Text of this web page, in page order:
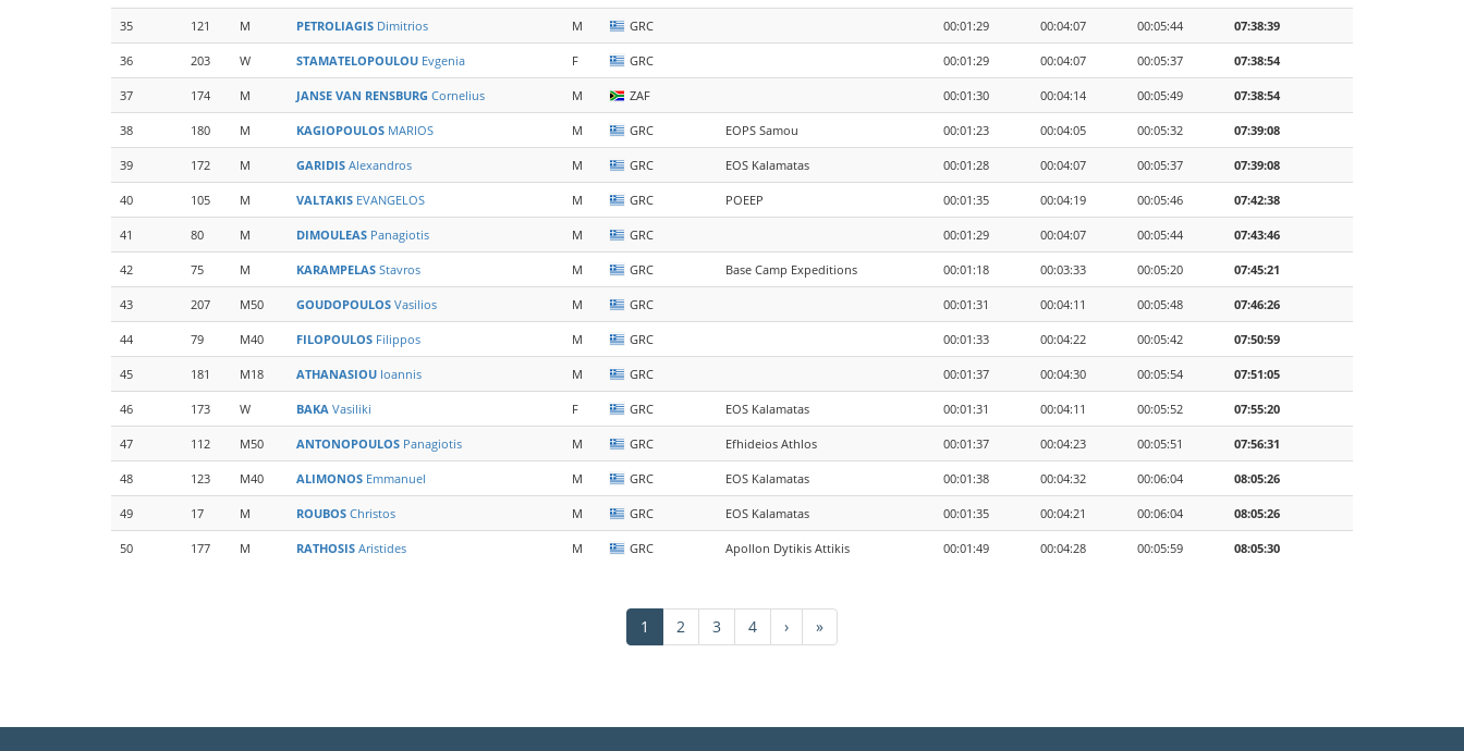
35 121 M PETROLIAGIS Dimitrios M GRC 00:01:29 00:04:07 00:05:44 07:38:39
36 203 W STAMATELOPOULOU Evgenia F GRC 00:01:29 00:04:07 00:05:37 07:38:54
37 174 M JANSE VAN RENSBURG Cornelius M ZAF 00:01:30 00:04:14 00:05:49 07:38:54
38 180 M KAGIOPOULOS MARIOS M GRC EOPS Samou 00:01:23 00:04:05 00:05:32 07:39:08
39 172 M GARIDIS Alexandros M GRC EOS Kalamatas 00:01:28 00:04:07 00:05:37 07:39:08
40 105 M VALTAKIS EVANGELOS M GRC POEEP 00:01:35 00:04:19 00:05:46 07:42:38
41 80 M DIMOULEAS Panagiotis M GRC 00:01:29 00:04:07 00:05:44 07:43:46
42 75 M KARAMPELAS Stavros M GRC Base Camp Expeditions 00:01:18 00:03:33 00:05:20 07:45:21
43 207 M50 GOUDOPOULOS Vasilios M GRC 00:01:31 00:04:11 00:05:48 07:46:26
44 79 M40 FILOPOULOS Filippos M GRC 00:01:33 00:04:22 00:05:42 07:50:59
45 181 M18 ATHANASIOU Ioannis M GRC 00:01:37 00:04:30 00:05:54 07:51:05
46 173 W BAKA Vasiliki F GRC EOS Kalamatas 00:01:31 00:04:11 00:05:52 07:55:20
47 112 M50 ANTONOPOULOS Panagiotis M GRC Efhideios Athlos 00:01:37 00:04:23 00:05:51 07:56:31
48 123 M40 ALIMONOS Emmanuel M GRC EOS Kalamatas 00:01:38 00:04:32 00:06:04 08:05:26
49 17 M ROUBOS Christos M GRC EOS Kalamatas 00:01:35 00:04:21 00:06:04 08:05:26
50 177 M RATHOSIS Aristides M GRC Apollon Dytikis Attikis 00:01:49 00:04:28 00:05:59 08:05:30
Τρέχουσα
σελίδα
1 Σελίδα
2 Σελίδα
3 Σελίδα
4
Next
page
›
Last
page
»